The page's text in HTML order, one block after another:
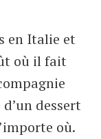
en Italie et
où il fait
dessert
où.